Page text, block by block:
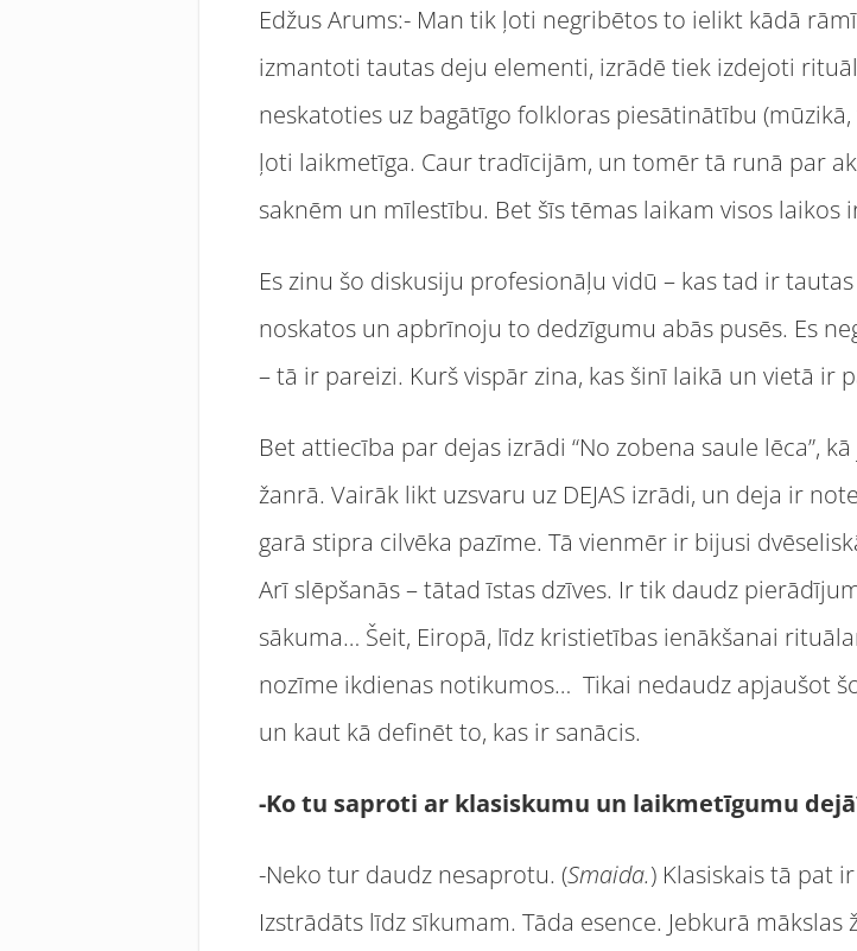
Edžus Arums:- Man tik ļoti negribētos to ielikt kādā
izmantoti tautas deju elementi, izrādē tiek izdejoti
neskatoties uz bagātīgo folkloras piesātinātību
ļoti laikmetīga. Caur tradīcijām, un tomēr tā runā par
saknēm un mīlestību. Bet šīs tēmas laikam visos laikos
Es zinu šo diskusiju profesionāļu vidū – kas tad ir
noskatos un apbrīnoju to dedzīgumu abās pusēs. Es
– tā ir pareizi. Kurš vispār zina, kas šinī laikā un vietā ir
Bet attiecība par dejas izrādi “No zobena saule lēca”,
žanrā. Vairāk likt uzsvaru uz DEJAS izrādi, un deja ir
garā stipra cilvēka pazīme. Tā vienmēr ir bijusi
Arī slēpšanās – tātad īstas dzīves. Ir tik daudz
sākuma… Šeit, Eiropā, līdz kristietības ienākšanai
nozīme ikdienas notikumos… Tikai nedaudz apjaušot
un kaut kā definēt to, kas ir sanācis.
-Ko tu saproti ar klasiskumu un laikmetīgumu
-Neko tur daudz nesaprotu. (Smaida.) Klasiskais tā pat
Izstrādāts līdz sīkumam. Tāda esence. Jebkurā